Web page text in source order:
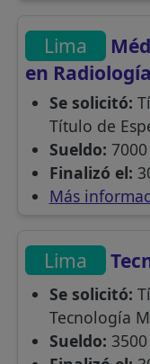
Lima
en
Se solicitó:
Título de
Sueldo: 7000
Finalizó el:
Más
Lima
Se solicitó:
Tecnología
Sueldo: 3500